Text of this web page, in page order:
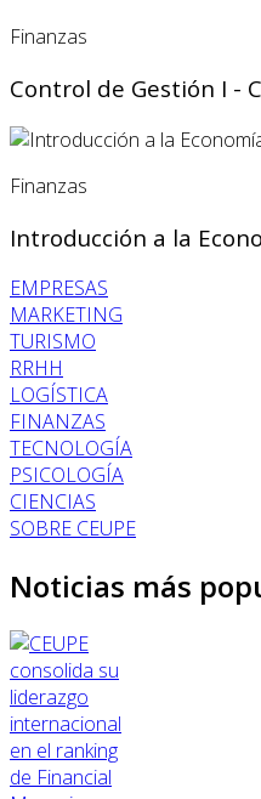
Finanzas
Control de Gestión I -
Finanzas
Introducción a la
EMPRESAS
MARKETING
TURISMO
RRHH
LOGÍSTICA
FINANZAS
TECNOLOGÍA
PSICOLOGÍA
CIENCIAS
SOBRE CEUPE
Noticias más